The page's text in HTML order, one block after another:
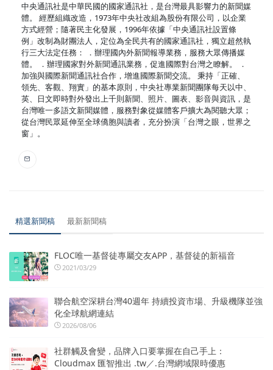
中央通訊社是中華民國的國家通訊社，是台灣最具影響力的新聞媒
體。 經歷組織改造，1973年中央社改組為股份有限公司，以企業
方式經營；隨著民主化發展，1996年依據「中央通訊社設置條
例」改制為財團法人，定位為全民共有的國家通訊社，獨立超然執
行三大法定任務： ．辦理國內外新聞報導業務，服務大眾傳播媒
體。 ．辦理國家對外新聞通訊業務，促進國際對台灣之瞭解。 ．
加強與國際新聞通訊社合作，增進國際新聞交流。 秉持「正確、
領先、客觀、翔實」的基本原則，中央社專業新聞團隊每天以中、
英、日文即時對外發出上千則新聞、照片、圖表、影音與資訊，是
台灣唯一多語文新聞媒體，服務對象從媒體客戶擴大為閱聽大眾；
從台灣民眾延伸至全球僑胞與讀者，充分扮演「台灣之眼，世界之
窗」。
精選新聞稿 最新新聞稿
FLOC唯一基督徒專屬交友APP，基督徒的新福音
2021/03/29
聯合航空深耕台灣40週年 持續投資市場、升級機隊並強
化全球航網連結
2026/08/06
社群觸及會變，品牌入口要掌握在自己手上：
Cloudmax 匯智推出 .tw／.台灣網域限時優惠